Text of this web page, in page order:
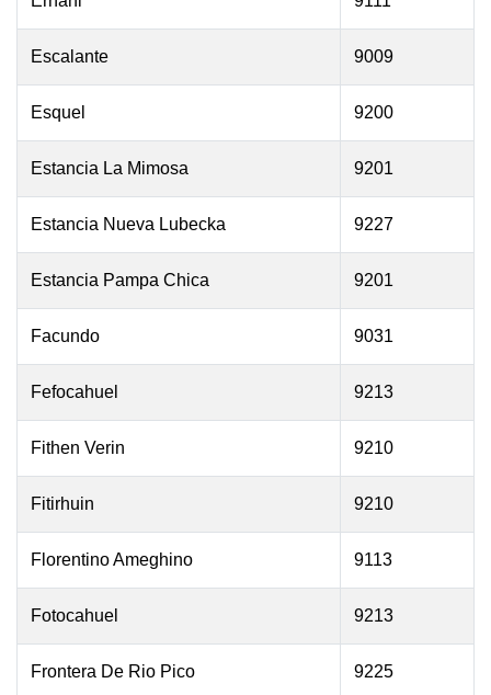
Escalante 9009
Esquel 9200
Estancia La Mimosa 9201
Estancia Nueva Lubecka 9227
Estancia Pampa Chica 9201
Facundo 9031
Fefocahuel 9213
Fithen Verin 9210
Fitirhuin 9210
Florentino Ameghino 9113
Fotocahuel 9213
Frontera De Rio Pico 9225